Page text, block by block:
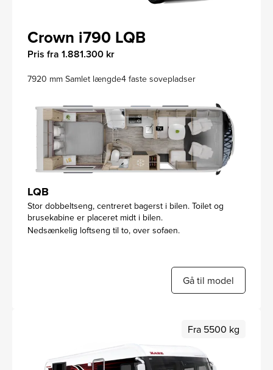
Crown i790 LQB
Pris fra 1.881.300 kr
7920 mm Samlet længde4 faste sovepladser
LQB
Stor dobbeltseng, centreret bagerst i bilen. Toilet og
brusekabine er placeret midt i bilen.
Nedsænkelig loftseng til to, over sofaen.
Gå til model
Fra 5500 kg